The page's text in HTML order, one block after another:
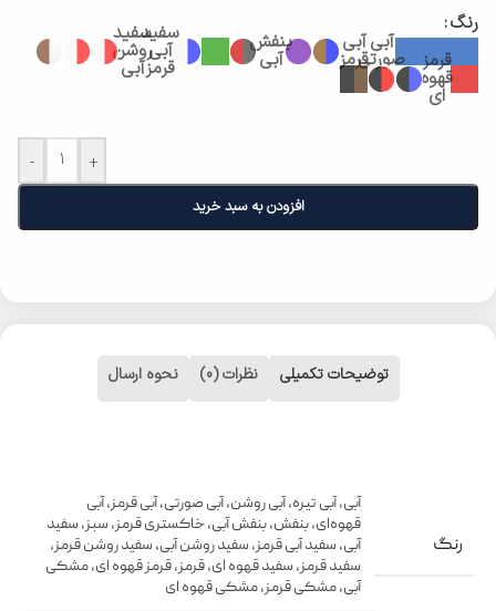
رنگ
آبی
صورتی
آبی
قرمز
بنفش
آبی
سفید
آبی
قرمز
سفید
روشن
آبی قرمز
قهوه
ای
- +
افزودن به سبد خرید
توضیحات تکمیلی نظرات (0) نحوه ارسال
رنگ
آبی,آبی تیره,آبی روشن,آبی صورتی,آبی قرمز,آبی
قهوه‌ای,بنفش,بنفش آبی,خاکستری قرمز, سبز, سفید
آبی, سفید آبی قرمز, سفید روشن آبی, سفید روشن قرمز,
سفید قرمز, سفید قهوه ای,قرمز,قرمز قهوه ای,مشکی
آبی,مشکی قرمز,مشکی قهوه ای